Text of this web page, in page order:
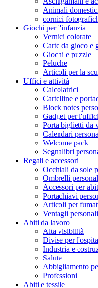
Animali domestici
cornici
Giochi per l'infanzia
Vernici colorate
Carte da gioco e
Giochi e puzzle
Peluche
Articoli per la
Uffici e attività
Calcolatrici
Cartelline e
Block notes
Gadget per
Porta biglietti da
Calendari
Welcome pack
Segnalibri
Regali e accessori
Occhiali da sole
Ombrelli
Accessori per
Portachiavi
Articoli per
Ventagli
Abiti da lavoro
Alta visibilità
Divise per
Industria e
Salute
Abbigliamento
Professioni
Abiti e tessile